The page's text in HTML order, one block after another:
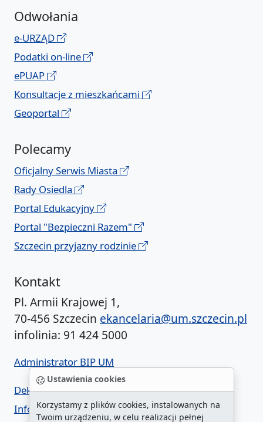
Ustawienia cookies
Korzystamy z plików cookies, instalowanych na
Twoim urządzeniu, w celu realizacji pełnej
Odwołania
e-URZĄD
Podatki on-line
ePUAP
Konsultacje z mieszkańcami
Geoportal
Polecamy
Oficjalny Serwis Miasta
Rady Osiedla
Portal Edukacyjny
Portal "Bezpieczni Razem"
Szczecin przyjazny rodzinie
Kontakt
Pl. Armii Krajowej 1,
70-456 Szczecin ekancelaria@um.szczecin.pl
infolinia: 91 424 5000
Administrator BIP UM
Deklaracja dostępności
Informacja o urzędzie w ETR